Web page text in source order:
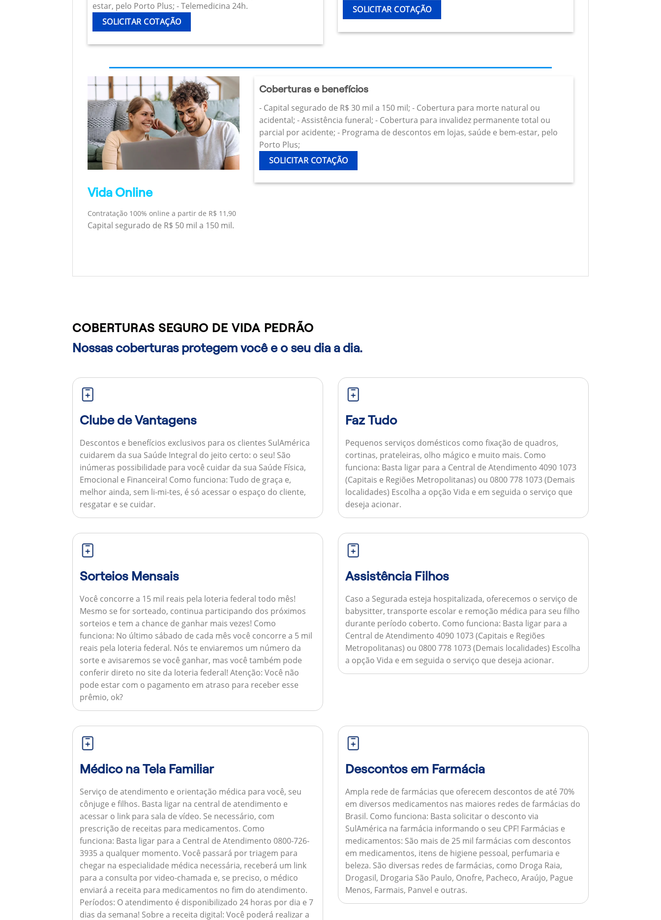
estar, pelo Porto Plus; - Telemedicina 24h.
SOLICITAR COTAÇÃO
SOLICITAR COTAÇÃO
Vida Online
Contratação 100% online a partir de R$ 11,90
Capital segurado de R$ 50 mil a 150 mil.
Coberturas e benefícios
- Capital segurado de R$ 30 mil a 150 mil; - Cobertura para morte natural ou
acidental; - Assistência funeral; - Cobertura para invalidez permanente total ou
parcial por acidente; - Programa de descontos em lojas, saúde e bem-estar, pelo
Porto Plus;
SOLICITAR COTAÇÃO
COBERTURAS SEGURO DE VIDA PEDRÃO
Nossas coberturas protegem você e o seu dia a dia.
Clube de Vantagens
Descontos e benefícios exclusivos para os clientes SulAmérica
cuidarem da sua Saúde Integral do jeito certo: o seu! São
inúmeras possibilidade para você cuidar da sua Saúde Física,
Emocional e Financeira! Como funciona: Tudo de graça e,
melhor ainda, sem li-mi-tes, é só acessar o espaço do cliente,
resgatar e se cuidar.
Faz Tudo
Pequenos serviços domésticos como fixação de quadros,
cortinas, prateleiras, olho mágico e muito mais. Como
funciona: Basta ligar para a Central de Atendimento 4090 1073
(Capitais e Regiões Metropolitanas) ou 0800 778 1073 (Demais
localidades) Escolha a opção Vida e em seguida o serviço que
deseja acionar.
Sorteios Mensais
Você concorre a 15 mil reais pela loteria federal todo mês!
Mesmo se for sorteado, continua participando dos próximos
sorteios e tem a chance de ganhar mais vezes! Como
funciona: No último sábado de cada mês você concorre a 5 mil
reais pela loteria federal. Nós te enviaremos um número da
sorte e avisaremos se você ganhar, mas você também pode
conferir direto no site da loteria federal!Atenção: Você não
pode estar com o pagamento em atraso para receber esse
prêmio, ok?
Assistência Filhos
Caso a Segurada esteja hospitalizada, oferecemos o serviço de
babysitter, transporte escolar e remoção médica para seu filho
durante período coberto. Como funciona: Basta ligar para a
Central de Atendimento 4090 1073 (Capitais e Regiões
Metropolitanas) ou 0800 778 1073 (Demais localidades) Escolha
a opção Vida e em seguida o serviço que deseja acionar.
Médico na Tela Familiar
Serviço de atendimento e orientação médica para você, seu
cônjuge e filhos. Basta ligar na central de atendimento e
acessar o link para sala de vídeo. Se necessário, com
prescrição de receitas para medicamentos. Como
funciona: Basta ligar para a Central de Atendimento 0800-726-
3935 a qualquer momento. Você passará por triagem para
chegar na especialidade médica necessária, receberá um link
para a consulta por video-chamada e, se preciso, o médico
enviará a receita para medicamentos no fim do atendimento.
Períodos: O atendimento é disponibilizado 24 horas por dia e 7
dias da semana! Sobre a receita digital: Você poderá realizar a
Descontos em Farmácia
Ampla rede de farmácias que oferecem descontos de até 70%
em diversos medicamentos nas maiores redes de farmácias do
Brasil. Como funciona: Basta solicitar o desconto via
SulAmérica na farmácia informando o seu CPF! Farmácias e
medicamentos: São mais de 25 mil farmácias com descontos
em medicamentos, itens de higiene pessoal, perfumaria e
beleza. São diversas redes de farmácias, como Droga Raia,
Drogasil, Drogaria São Paulo, Onofre, Pacheco, Araújo, Pague
Menos, Farmais, Panvel e outras.